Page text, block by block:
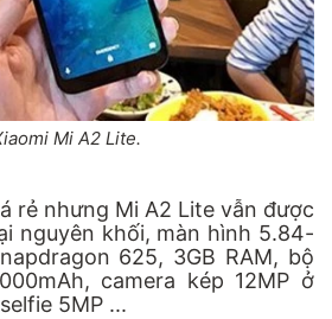
Mi A2 Lite.
rẻ nhưng Mi A2 Lite vẫn được
nguyên khối, màn hình 5.84-
625, 3GB RAM, bộ
camera kép 12MP ở
5MP ...